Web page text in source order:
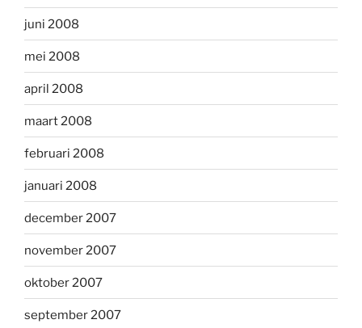
juni 2008
mei 2008
april 2008
maart 2008
februari 2008
januari 2008
december 2007
november 2007
oktober 2007
september 2007